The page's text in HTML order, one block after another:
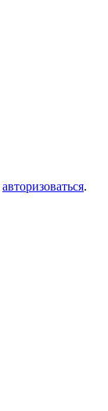
авторизоваться.